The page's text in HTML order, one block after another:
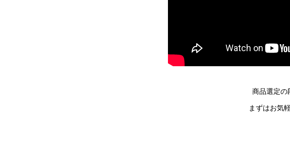
商品選定の
まずはお気